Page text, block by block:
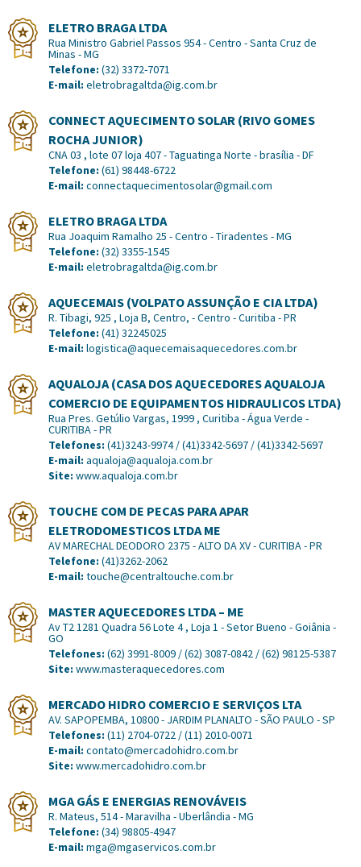
ELETRO BRAGA LTDA
Rua Ministro Gabriel Passos 954 - Centro - Santa Cruz de
Minas - MG
Telefone: (32) 3372-7071
E-mail: eletrobragaltda@ig.com.br
CONNECT AQUECIMENTO SOLAR (RIVO GOMES
ROCHA JUNIOR)
CNA 03 , lote 07 loja 407 - Taguatinga Norte - brasília - DF
Telefone: (61) 98448-6722
E-mail: connectaquecimentosolar@gmail.com
ELETRO BRAGA LTDA
Rua Joaquim Ramalho 25 - Centro - Tiradentes - MG
Telefone: (32) 3355-1545
E-mail: eletrobragaltda@ig.com.br
AQUECEMAIS (VOLPATO ASSUNÇÃO E CIA LTDA)
R. Tibagi, 925 , Loja B, Centro, - Centro - Curitiba - PR
Telefone: (41) 32245025
E-mail: logistica@aquecemaisaquecedores.com.br
AQUALOJA (CASA DOS AQUECEDORES AQUALOJA
COMERCIO DE EQUIPAMENTOS HIDRAULICOS LTDA)
Rua Pres. Getúlio Vargas, 1999 , Curitiba - Água Verde -
CURITIBA - PR
Telefones: (41)3243-9974 / (41)3342-5697 / (41)3342-5697
E-mail: aqualoja@aqualoja.com.br
Site: www.aqualoja.com.br
TOUCHE COM DE PECAS PARA APAR
ELETRODOMESTICOS LTDA ME
AV MARECHAL DEODORO 2375 - ALTO DA XV - CURITIBA - PR
Telefone: (41)3262-2062
E-mail: touche@centraltouche.com.br
MASTER AQUECEDORES LTDA – ME
Av T2 1281 Quadra 56 Lote 4 , Loja 1 - Setor Bueno - Goiânia -
GO
Telefones: (62) 3991-8009 / (62) 3087-0842 / (62) 98125-5387
Site: www.masteraquecedores.com
MERCADO HIDRO COMERCIO E SERVIÇOS LTA
AV. SAPOPEMBA, 10800 - JARDIM PLANALTO - SÃO PAULO - SP
Telefones: (11) 2704-0722 / (11) 2010-0071
E-mail: contato@mercadohidro.com.br
Site: www.mercadohidro.com.br
MGA GÁS E ENERGIAS RENOVÁVEIS
R. Mateus, 514 - Maravilha - Uberlândia - MG
Telefone: (34) 98805-4947
E-mail: mga@mgaservicos.com.br